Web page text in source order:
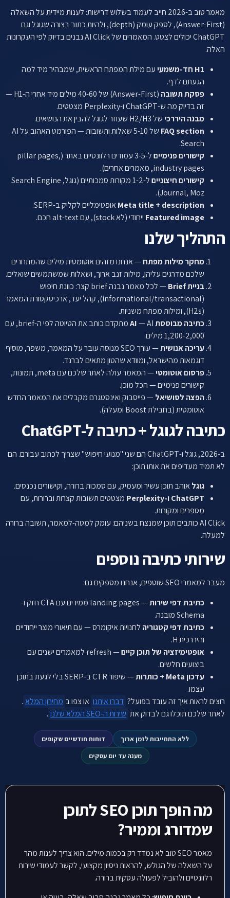
מאמר טוב ב-2026 חייב לעמוד בשלוש דרישות: לענות מיידית על השאלה
(Answer-First), לספק עומק (depth), ולהיות כתוב בצורה שגוגל וגם
ChatGPT יכולים לצטט. המאמרים של AI Click נבנים בדיוק לפי העקרונות
האלה.
H1 חד-משמעי
עם מילת המפתח הראשית, שמבהיר מיד למה
הגעתם לדף.
פסקת תשובה
(Answer-First) של 40-60 מילים מיד אחרי ה-H1 —
זה בדיוק מה ש-ChatGPT ו-Perplexity מצטטים.
מבנה היררכישל H2/H3 שעוזר לגוגל להבין את הנושאים.
FAQ section
של 5-10 שאלות ותשובות — הפורמט האהוב על AI
Search.
קישורים פנימיים
ל-3-5 עמודים רלוונטיים באתר (pillar pages,
industry pages, מאמרים אחרים).
קישורים חיצוניים
ל-1-2 מקורות סמכותיים (גוגל, Search Engine
Journal, Moz).
Meta title + descriptionאופטימליים לקליק ב-SERP.
Featured image ייחודי (לא stock), עם alt-text חכם.
התהליך שלנו
מחקר מילות מפתח— אנחנו מזהים אוטומטית מילים שהמתחרים
שלכם מדרגים עליהן, מילות זנב ארוך, ושאלות שמשתמשים שואלים.
בניית Brief
— לכל מאמר נבנה brief קצר: כוונת חיפוש
(informational/transactional), קהל יעד, ארכיטקטורת המאמר
(H2s), ומילות מפתח משניות.
כתיבה מבוססת AI
— AI מתקדם כותב את הטיוטה לפי ה-brief, עם
1,200-2,000 מילים.
עריכה אנושית
— עורך SEO מנוסה עובר על המאמר, משפר, מוסיף
דוגמאות מהישראל, ומוודא שהטון מתאים לברנד.
פרסום אוטומטי
— המאמר עולה לאתר שלכם עם meta, תמונות,
קישורים פנימיים — הכל מוכן.
הפצה לסושיאל— פייסבוק ואינסטגרם מקבלים את המאמר החדש
אוטומטית (בחבילת Boost ומעלה).
כתיבה לגוגל + כתיבה ל-ChatGPT
ב-2026, גוגל ו-ChatGPT הם שני "מנועי חיפוש" שצריך לכתוב עבורם. הם
לא תמיד מעדיפים את אותו תוכן:
גוגלאוהב תוכן עשיר ומעמיק, עם סמכות ברורה, וקישורים נכנסים.
ChatGPT ו-Perplexity
מצטטים תשובות קצרות וברורות, עם
מספרים ומקורות.
AI Click כותבים תוכן שמנצח בשניהם: עומק למטה-למאמר, תשובה ברורה
למעלה.
שירותי כתיבה נוספים
מעבר למאמרי SEO שוטפים, אנחנו מספקים גם:
כתיבת דפי שירות
— landing pages ממירים עם CTA חזק ו-
Schema מובנה.
כתיבת דפי קטגוריה לחנויות איקומרס — עם תיאורי מוצר ייחודיים
והיררכית H.
אופטימיזציה של תוכן קיים
— refresh למאמרים ישנים עם
ביצועים חלשים.
עדכון Meta + כותרות
— שיפור CTR ב-SERP בלי לגעת בתוכן
עצמו.
רוצים לראות איך זה עובד בפועל? דברו איתנו או צפו ב מחירון המלא .
לאתר שלכם תוכלו גם לבדוק את שירות ה-SEO המלא שלנו .
ללא התחייבות לזמן ארוך
דוחות חודשיים שקופים
מענה עד יום עסקים
מה הופך תוכן SEO לתוכן
שמדורג וממיר?
מאמר SEO טוב לא נמדד רק בכמות מילים. הוא צריך לענות מהר
על השאלה של הגולש, להראות ניסיון מקצועי, לקשר לעמודי שירות
רלוונטיים ולהוביל לפעולה עסקית ברורה.